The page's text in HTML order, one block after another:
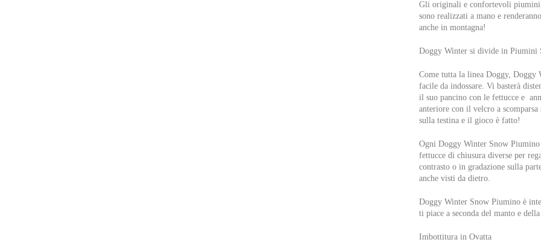
Gli originali e confortevoli piumini
sono realizzati a mano e
anche in montagna!
Doggy Winter si divide in Piumini
Come tutta la linea Doggy, Doggy
facile da indossare. Vi basterà
il suo pancino con le fettucce e
anteriore con il velcro a
sulla testina e il gioco è fatto!
Ogni Doggy Winter Snow
fettucce di chiusura diverse per
contrasto o in gradazione sulla
anche visti da dietro.
Doggy Winter Snow Piumino è
ti piace a seconda del manto e
Imbottitura in Ovatta